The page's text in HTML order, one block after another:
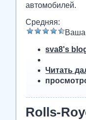
автомобилей.
Средняя:
Ваша
sva8's
Читать
Rolls-